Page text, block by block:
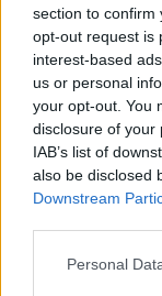
section to confirm
opt-out request is
interest-based
us or personal
your opt-out. You
disclosure of your
IAB’s list of
also be disclosed
Downstream
Personal
Μία μικρή